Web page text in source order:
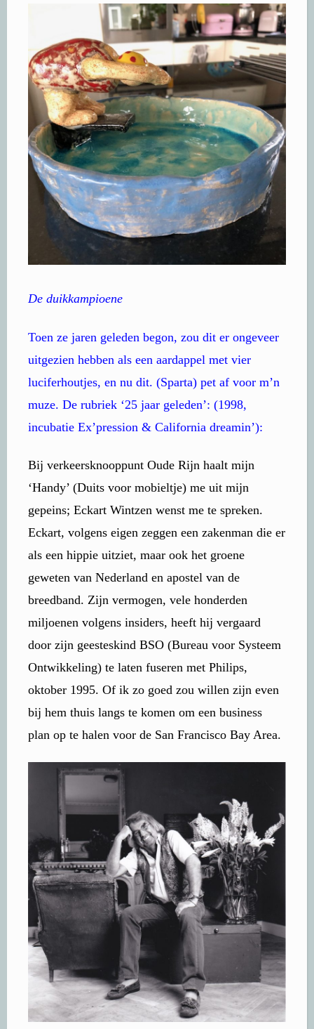
De duikkampioene
Toen ze jaren geleden begon, zou dit er ongeveer
uitgezien hebben als een aardappel met vier
luciferhoutjes, en nu dit. (Sparta) pet af voor m’n
muze. De rubriek ‘25 jaar geleden’: (1998,
incubatie Ex’pression & California dreamin’):
Bij verkeersknooppunt Oude Rijn haalt mijn
‘Handy’ (Duits voor mobieltje) me uit mijn
gepeins; Eckart Wintzen wenst me te spreken.
Eckart, volgens eigen zeggen een zakenman die er
als een hippie uitziet, maar ook het groene
geweten van Nederland en apostel van de
breedband. Zijn vermogen, vele honderden
miljoenen volgens insiders, heeft hij vergaard
door zijn geesteskind BSO (Bureau voor Systeem
Ontwikkeling) te laten fuseren met Philips,
oktober 1995. Of ik zo goed zou willen zijn even
bij hem thuis langs te komen om een business
plan op te halen voor de San Francisco Bay Area.